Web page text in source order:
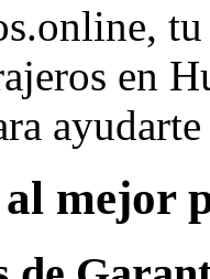
en
mejor